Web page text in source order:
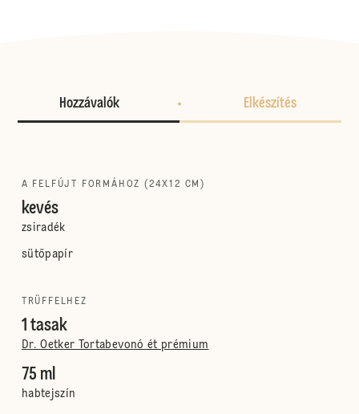
Hozzávalók Elkészítés
A FELFÚJT FORMÁHOZ (24X12 CM)
kevés
zsiradék
sütőpapír
TRÜFFELHEZ
1 tasak
Dr. Oetker Tortabevonó ét prémium
75 ml
habtejszín